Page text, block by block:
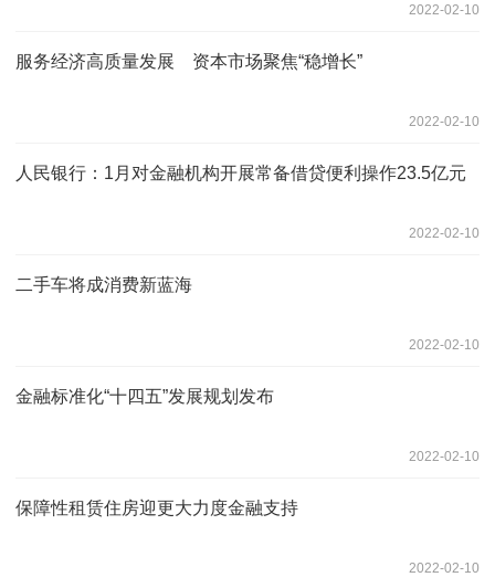
2022-02-10
服务经济高质量发展 资本市场聚焦“稳增长”
2022-02-10
人民银行：1月对金融机构开展常备借贷便利操作23.5亿元
2022-02-10
二手车将成消费新蓝海
2022-02-10
金融标准化“十四五”发展规划发布
2022-02-10
保障性租赁住房迎更大力度金融支持
2022-02-10